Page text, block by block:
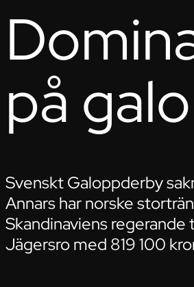
på
Svenskt Galoppderby
Annars har norske
Skandinaviens regerande
Jägersro med 819 100